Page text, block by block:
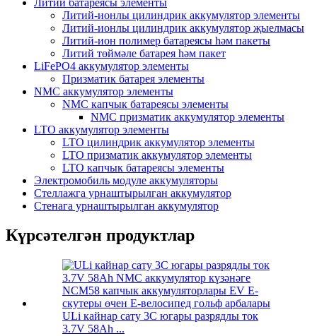
Литий-ионлы цилиндрик аккумулятор элементы
Литий-ионлы цилиндрик аккумулятор җыелмасы
Литий-ион полимер батареясы һәм пакеты
Литий төймәле батарея һәм пакет
LiFePO4 аккумулятор элементы
Призматик батарея элементы
NMC аккумулятор элементы
NMC капчык батареясы элементы
NMC призматик аккумулятор элементы
LTO аккумулятор элементы
LTO цилиндрик аккумулятор элементы
LTO призматик аккумулятор элементы
LTO капчык батареясы элементы
Электромобиль модуле аккумуляторы
Стеллажга урнаштырылган аккумулятор
Стенага урнаштырылган аккумулятор
Күрсәтелгән продуктлар
ULi кайнар сату 3C югары разрядлы ток
3.7V 58Ah ...